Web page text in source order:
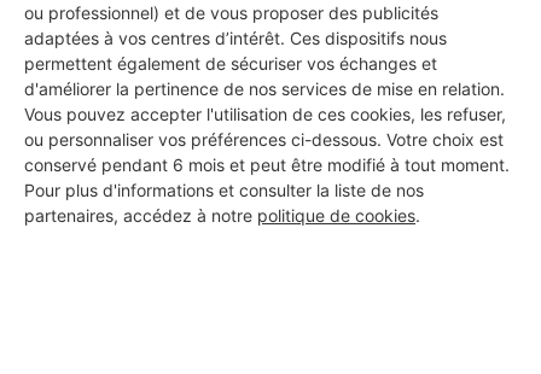
ou professionnel) et de vous proposer des publicités
adaptées à vos centres d’intérêt. Ces dispositifs nous
permettent également de sécuriser vos échanges et
d'améliorer la pertinence de nos services de mise en relation.
Vous pouvez accepter l'utilisation de ces cookies, les refuser,
ou personnaliser vos préférences ci-dessous. Votre choix est
conservé pendant 6 mois et peut être modifié à tout moment.
Pour plus d'informations et consulter la liste de nos
partenaires, accédez à notre politique de cookies.
Voir sa fiche
msm renov
Bourg-la-Reine
6 ans d'expérience